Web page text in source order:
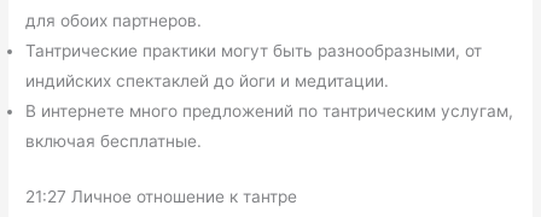
для обоих партнеров.
Тантрические практики могут быть разнообразными, от
индийских спектаклей до йоги и медитации.
В интернете много предложений по тантрическим услугам,
включая бесплатные.
21:27 Личное отношение к тантре